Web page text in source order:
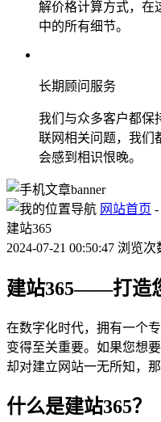
解价格计算方式，在
中的所有细节。
长期顾问服务
我们与众多客户都保
联网相关问题，我们
会感到相识恨晚。
网站首页 -
建站365
2024-07-21 00:50:47 浏览
建站365——打造
在数字化时代，拥有一个
变得至关重要。如果您想
却对建立网站一无所知，
什么是建站365？